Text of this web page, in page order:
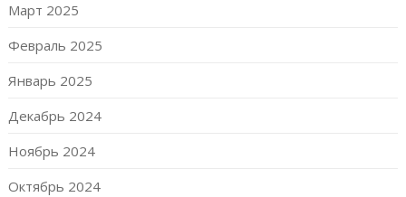
Март 2025
Февраль 2025
Январь 2025
Декабрь 2024
Ноябрь 2024
Октябрь 2024